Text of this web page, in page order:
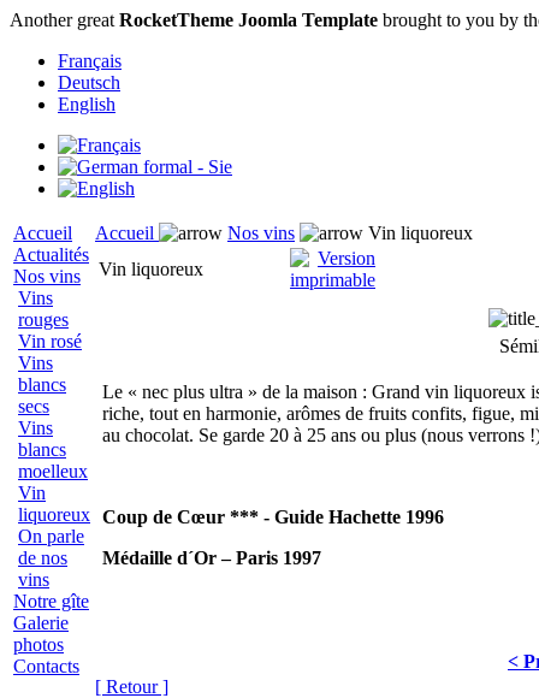
Another great RocketTheme Joomla Template brought to you by
Français
Deutsch
English
Accueil
Actualités
Nos vins
Vins
rouges
Vin rosé
Vins
blancs
secs
Vins
blancs
moelleux
Vin
liquoreux
On parle
de nos
vins
Notre gîte
Galerie
photos
Contacts
Accueil Nos vins
Vin liquoreux
Vin liquoreux
Le « nec plus ultra » de la maison : Grand vin liquoreux
riche, tout en harmonie, arômes de fruits confits, figue,
au chocolat. Se garde 20 à 25 ans ou plus (nous verrons
Coup de Cœur *** - Guide Hachette 1996
Médaille d´Or – Paris 1997
<
[ Retour ]